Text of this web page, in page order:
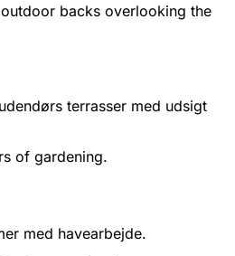
backs overlooking the
terrasser med udsigt
of gardening.
med havearbejde.